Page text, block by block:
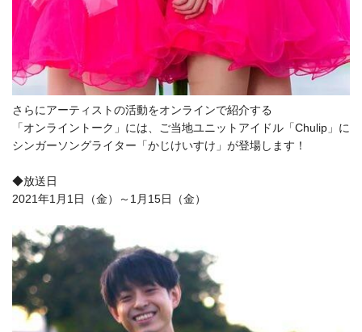
さらにアーティストの活動をオンラインで紹介する
「オンライントーク」には、ご当地ユニットアイドル「Chulip」に
シンガーソングライター「かじけいすけ」が登場します！
◆放送日
2021年1月1日（金）～1月15日（金）